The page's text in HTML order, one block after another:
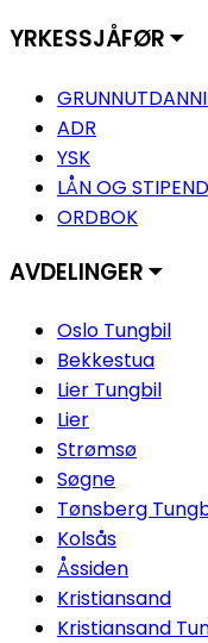
YRKESSJÅFØR ⏷
ADR
YSK
LÅN OG STIPEND
ORDBOK
AVDELINGER ⏷
Oslo Tungbil
Bekkestua
Lier Tungbil
Lier
Strømsø
Søgne
Tønsberg
Kolsås
Åssiden
Kristiansand
Kristiansand